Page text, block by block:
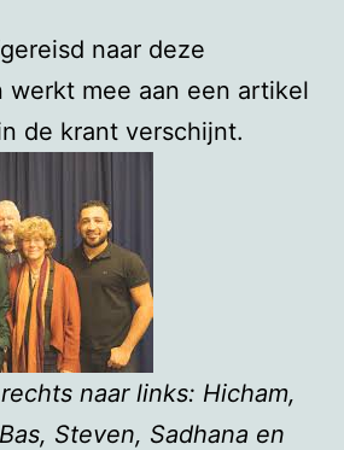
naar deze
werkt mee aan een artikel
de krant verschijnt.
naar links: Hicham,
Steven, Sadhana en